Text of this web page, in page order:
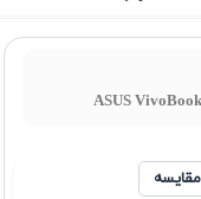
ASUS
مقایسه